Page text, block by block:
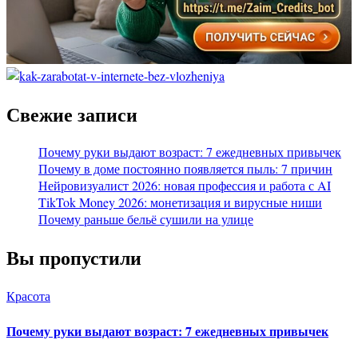
Свежие записи
Почему руки выдают возраст: 7 ежедневных привычек
Почему в доме постоянно появляется пыль: 7 причин
Нейровизуалист 2026: новая профессия и работа с AI
TikTok Money 2026: монетизация и вирусные ниши
Почему раньше бельё сушили на улице
Вы пропустили
Красота
Почему руки выдают возраст: 7 ежедневных привычек